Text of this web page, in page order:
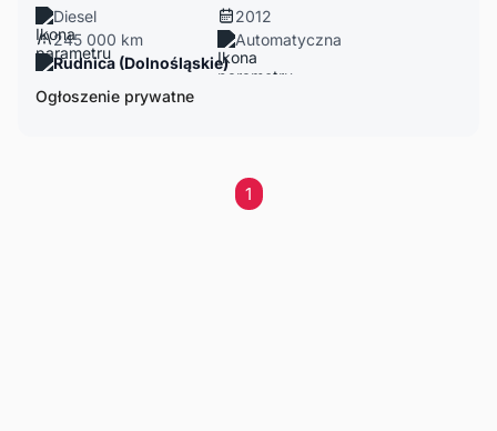
Diesel
2012
245 000 km
Automatyczna
Rudnica (Dolnośląskie)
Ogłoszenie prywatne
1